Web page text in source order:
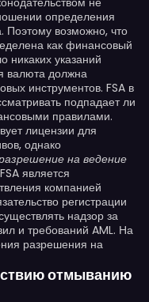
определения
Поэтому возможно, что
как финансовый
никаких указаний
валюта должна
инструментов. FSA в
подпадает ли
правилами.
лицензии для
однако
на ведение
является
компанией
регистрации
надзор за
и требований AML. На
разрешения на
отмыванию